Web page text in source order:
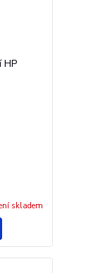
skladem